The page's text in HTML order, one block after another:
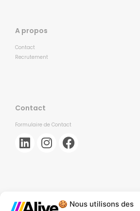
🍪 Nous utilisons des
A propos
Contact
Recrutement
Contact
Formulaire de Contact
Agence de Lille